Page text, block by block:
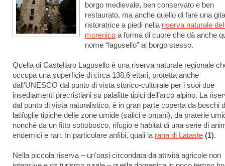
borgo medievale, ben conservato e ben
restaurato, ma anche quello di fare una gita
ristoratrice a piedi nella riserva naturale
morenico a forma di cuore che dà anche
nome “lagusello” al borgo stesso.
Quella di Castellaro Lagusello è una riserva naturale regionale
occupa una superficie di circa 138,6 ettari, protetta anche
dall’UNESCO dal punto di vista storico-culturale per i suoi due
insediamenti precristiani su palafitte tipici dell’arco alpino. La
dal punto di vista naturalistico, è in gran parte coperta da boschi
latifoglie tipiche delle zone umide (salici e ontani), da praterie
nonché da un fitto sottobosco, rifugio e habitat di una serie di
endemici e rari. In particolare anfibi, quali la rana di Lataste (1).
Nella piccola riserva – un’oasi circondata da attività agricole non